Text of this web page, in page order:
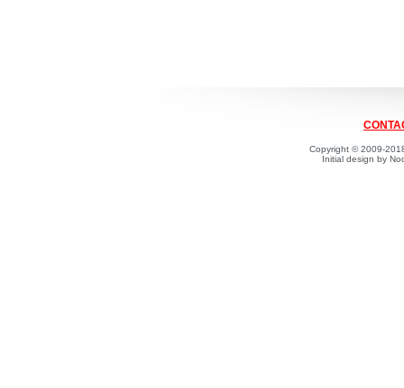
Copyright © 2009-
Initial design by